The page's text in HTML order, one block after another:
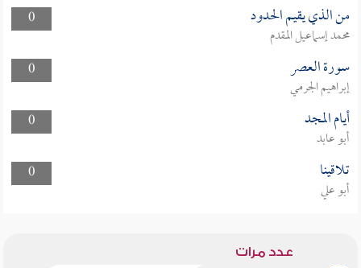
0
من الذي يقيم الحدود
محمد إسماعيل المقدم
0
سورة العصر
إبراهيم الجرمي
0
أيام المجد
أبو عابد
0
تلاقينا
أبو علي
عدد مرات